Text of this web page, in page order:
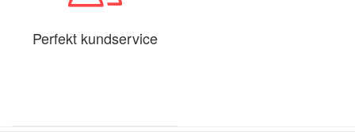
Perfekt kundservice